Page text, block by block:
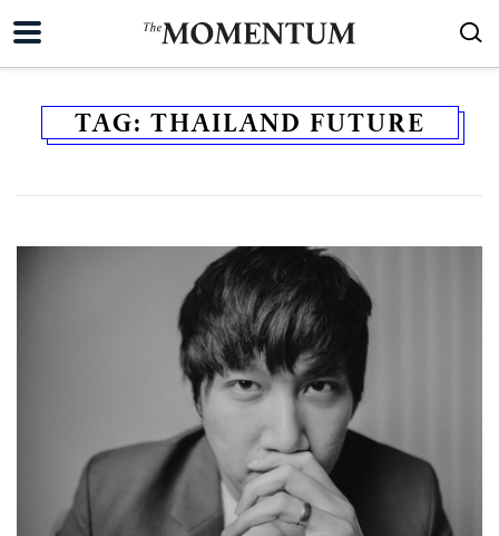
TAG: THAILAND FUTURE